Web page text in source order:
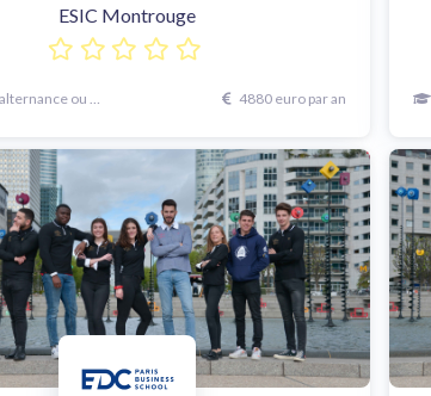
ESIC Montrouge
ou continue 4880 euro par an